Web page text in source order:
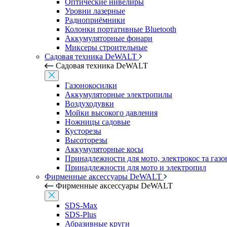
Оптические нивелиры
Уровни лазерные
Радиоприёмники
Колонки портативные Bluetooth
Аккумуляторные фонари
Миксеры строительные
Садовая техника DeWALT
Садовая техника DeWALT
Газонокосилки
Аккумуляторные электропилы
Воздуходувки
Мойки высокого давления
Ножницы садовые
Кусторезы
Высоторезы
Аккумуляторные косы
Принадлежности для мото, электрокос та
Принадлежности для мото и электропил
Фирменные аксессуары DeWALT
Фирменные аксессуары DeWALT
SDS-Max
SDS-Plus
Абразивные круги